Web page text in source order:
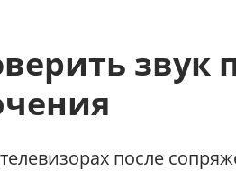
звук
после